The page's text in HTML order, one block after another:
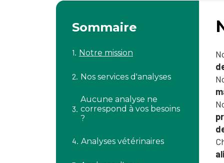
Sommaire
Notre mission
Nos services d'analyses
Aucune analyse ne
correspond à vos besoins
?
Analyses vétérinaires